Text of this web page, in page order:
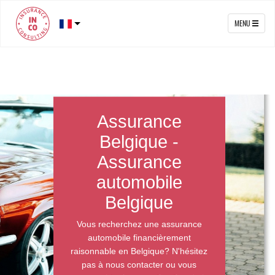
MENU
Assurance
Belgique -
Assurance
automobile
Belgique
Vous recherchez une assurance
automobile financièrement
raisonnable en Belgique? N'hésitez
pas à nous contacter ou vous